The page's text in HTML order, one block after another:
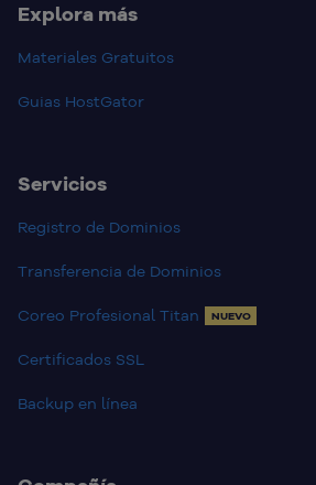
Explora más
Materiales Gratuitos
Guias HostGator
Servicios
Registro de Dominios
Transferencia de Dominios
Coreo Profesional Titan NUEVO
Certificados SSL
Backup en línea